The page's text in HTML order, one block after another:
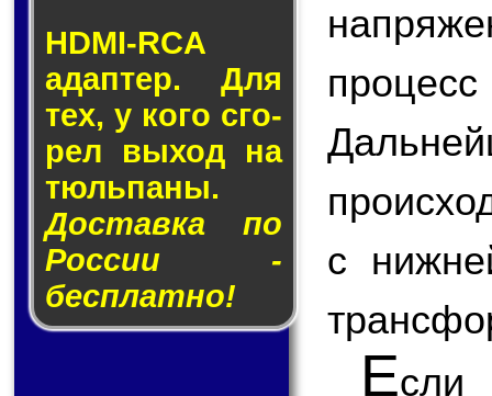
HDMI-RCA
адап­тер. Для
тех, у кого сго­
рел вы­ход на
тюль­па­ны.
Доставка по
России -
бесплатно!
с
Е